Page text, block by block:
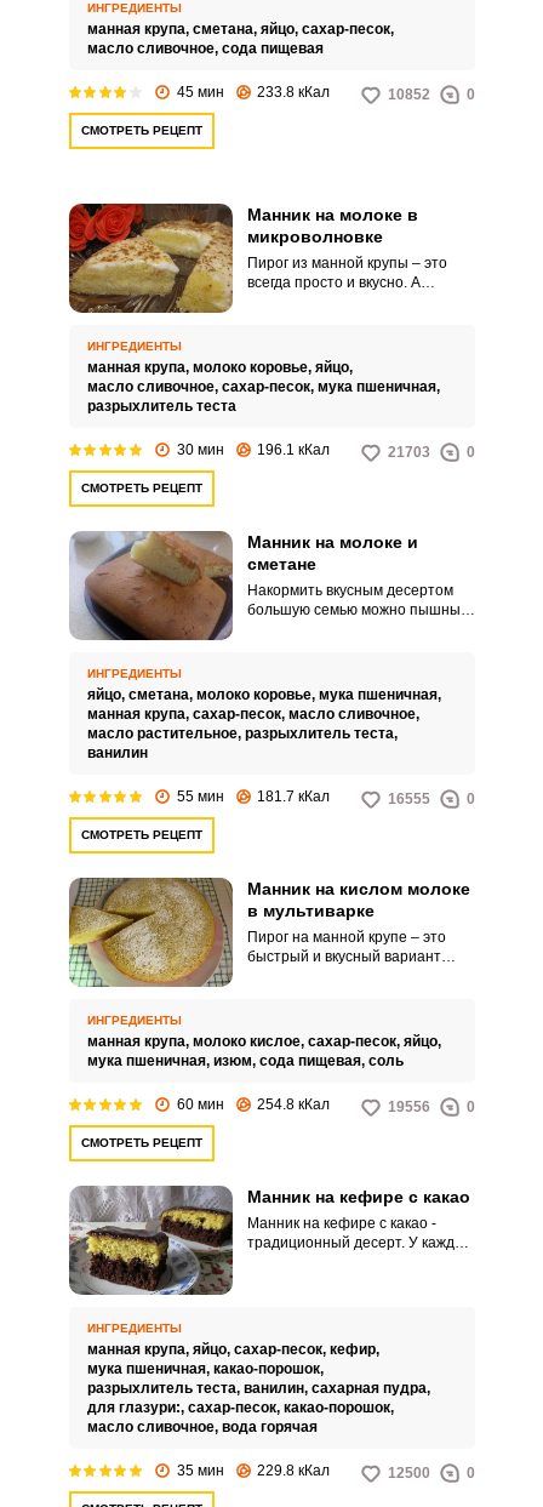
минуты превратится в
ароматную выпечку к чаю и
порадует близких.
ИНГРЕДИЕНТЫ
манная крупа, сметана, яйцо, сахар-песок,
масло сливочное, сода пищевая
45 мин 233.8 кКал 10852 0
СМОТРЕТЬ РЕЦЕПТ
Манник на молоке в
микроволновке
Пирог из манной крупы – это
всегда просто и вкусно. А
ИНГРЕДИЕНТЫ
манная крупа, молоко коровье, яйцо,
масло сливочное, сахар-песок, мука пшеничная,
разрыхлитель теста
30 мин 196.1 кКал 21703 0
СМОТРЕТЬ РЕЦЕПТ
Манник на молоке и
сметане
Накормить вкусным десертом
большую семью можно пышным
ИНГРЕДИЕНТЫ
яйцо, сметана, молоко коровье, мука пшеничная,
манная крупа, сахар-песок, масло сливочное,
масло растительное, разрыхлитель теста,
ванилин
55 мин 181.7 кКал 16555 0
СМОТРЕТЬ РЕЦЕПТ
Манник на кислом молоке
в мультиварке
Пирог на манной крупе – это
быстрый и вкусный вариант
ИНГРЕДИЕНТЫ
манная крупа, молоко кислое, сахар-песок, яйцо,
мука пшеничная, изюм, сода пищевая, соль
60 мин 254.8 кКал 19556 0
СМОТРЕТЬ РЕЦЕПТ
Манник на кефире с какао
Манник на кефире с какао -
традиционный десерт. У каждой
ИНГРЕДИЕНТЫ
манная крупа, яйцо, сахар-песок, кефир,
мука пшеничная, какао-порошок,
разрыхлитель теста, ванилин, сахарная пудра,
для глазури:, сахар-песок, какао-порошок,
масло сливочное, вода горячая
35 мин 229.8 кКал 12500 0